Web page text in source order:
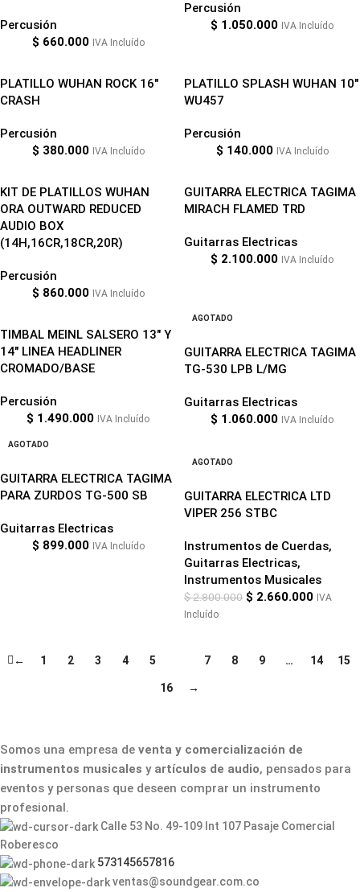
Percusión
$ 660.000 IVA Incluído
Percusión
$ 1.050.000 IVA Incluído
PLATILLO WUHAN ROCK 16″
CRASH
Percusión
$ 380.000 IVA Incluído
PLATILLO SPLASH WUHAN 10″
WU457
Percusión
$ 140.000 IVA Incluído
KIT DE PLATILLOS WUHAN
ORA OUTWARD REDUCED
AUDIO BOX
(14H,16CR,18CR,20R)
Percusión
$ 860.000 IVA Incluído
GUITARRA ELECTRICA TAGIMA
MIRACH FLAMED TRD
Guitarras Electricas
$ 2.100.000 IVA Incluído
TIMBAL MEINL SALSERO 13″ Y
14″ LINEA HEADLINER
CROMADO/BASE
Percusión
$ 1.490.000 IVA Incluído
AGOTADO
GUITARRA ELECTRICA TAGIMA
TG-530 LPB L/MG
Guitarras Electricas
$ 1.060.000 IVA Incluído
AGOTADO
GUITARRA ELECTRICA TAGIMA
PARA ZURDOS TG-500 SB
Guitarras Electricas
$ 899.000 IVA Incluído
AGOTADO
GUITARRA ELECTRICA LTD
VIPER 256 STBC
Instrumentos de Cuerdas,
Guitarras Electricas,
Instrumentos Musicales
$2.800.000 $ 2.660.000 IVA
Incluído
← 1 2 3 4 5 7 8 9 … 14 15
16 →
Somos una empresa de venta y comercialización de
instrumentos musicales yartículos de audio, pensados para
eventos y personas que deseen comprar un instrumento
profesional.
Calle 53 No. 49-109 Int 107 Pasaje Comercial
Roberesco
573145657816
ventas@soundgear.com.co